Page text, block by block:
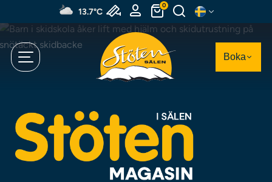
till
huvudinnehållet
13.7°C
0
Boka